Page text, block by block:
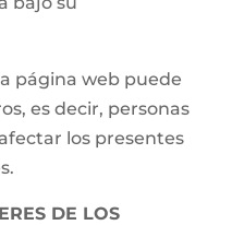
página web puede
es decir, personas
los presentes
DE LOS